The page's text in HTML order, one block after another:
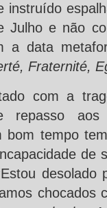
instruído
Julho e não
a data
Fraternité,
com a
repasso
bom tempo
de
chocados